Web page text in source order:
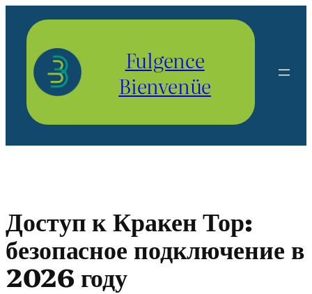
contenu
Fulgence
Bienvenüe
Доступ к Кракен Тор:
безопасное подключение в
2026 году